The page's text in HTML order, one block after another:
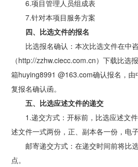
6.项目管理人员组成表
7.针对本项目服务方案
四、比选文件的报名
比选报名确认：本次比选文件在中
（http://zzhw.ciecc.com.cn）下载比选
箱huying8991 @163.com确认报名，
复报名确认函。
五、比选应述文件的递交
1.递交方式：开标前，比选应述文
述文件一式两份，正、副本各一份，电子
邮寄递交方式：在递交时间前将比
点。